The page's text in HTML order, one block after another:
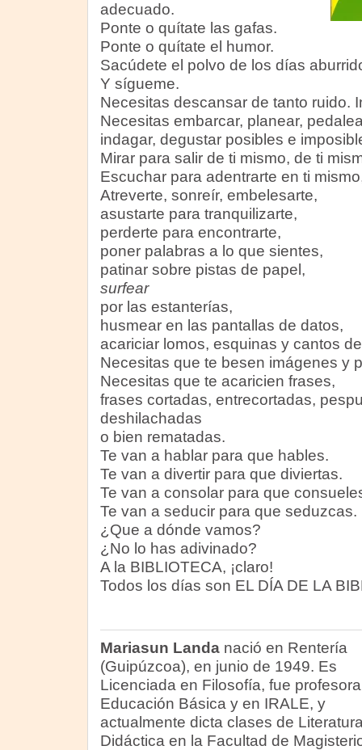
adecuado.
Ponte o quítate las gafas.
Ponte o quítate el humor.
Sacúdete el polvo de los días
Y sígueme.
Necesitas descansar de tanto ruido.
Necesitas embarcar, planear,
indagar, degustar posibles e
Mirar para salir de ti mismo, de ti
Escuchar para adentrarte en ti
Atreverte, sonreír, embelesarte,
asustarte para tranquilizarte,
perderte para encontrarte,
poner palabras a lo que sientes,
patinar sobre pistas de papel,
surfear
por las estanterías,
husmear en las pantallas de datos,
acariciar lomos, esquinas y cantos
Necesitas que te besen imágenes y
Necesitas que te acaricien frases,
frases cortadas, entrecortadas,
deshilachadas
o bien rematadas.
Te van a hablar para que hables.
Te van a divertir para que diviertas.
Te van a consolar para que
Te van a seducir para que seduzcas.
¿Que a dónde vamos?
¿No lo has adivinado?
A la BIBLIOTECA, ¡claro!
Todos los días son EL DÍA DE LA
Mariasun Landanació en Rentería
(Guipúzcoa), en junio de 1949. Es
Licenciada en Filosofía, fue
Educación Básica y en IRALE, y
actualmente dicta clases de
Didáctica en la Facultad de